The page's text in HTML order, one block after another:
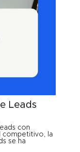
Leads
con
competitivo, la
se ha